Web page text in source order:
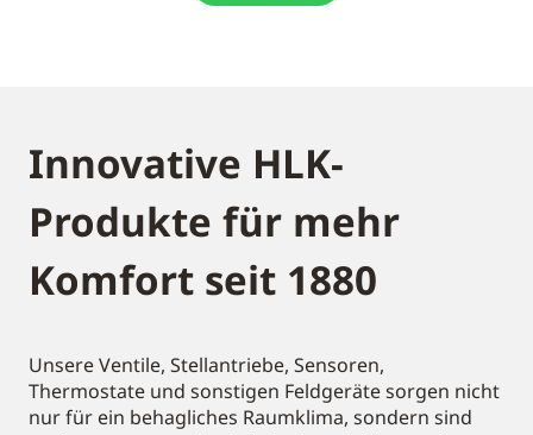
Innovative HLK-
Produkte für mehr
Komfort seit 1880
Unsere Ventile, Stellantriebe, Sensoren,
Thermostate und sonstigen Feldgeräte sorgen nicht
nur für ein behagliches Raumklima, sondern sind